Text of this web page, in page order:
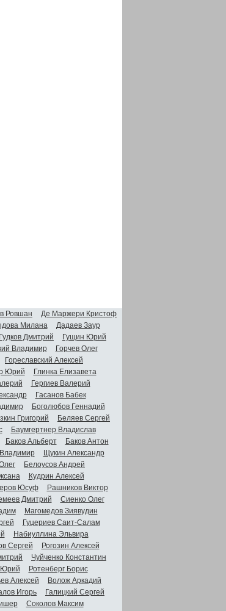
Ровшан
Де Маржери Кристоф
Милана
Дадаев Заур
Гудков Дмитрий
Гущин Юрий
Владимир
Горчев Олег
Гореславский Алексей
Юрий
Глинка Елизавета
Гергиев Валерий
Гасанов Бабек
Боголюбов Геннадий
Григорий
Беляев Сергей
Баумгертнер Владислав
Баков Альберт
Баков Антон
Щукин Александр
Белоусов Андрей
Кудрин Алексей
Юсуф
Рашников Виктор
Дмитрий
Сиенко Олег
Магомедов Зиявудин
Гуцериев Саит-Салам
Набиуллина Эльвира
Сергей
Рогозин Алексей
Чуйченко Константин
Юрий
Ротенберг Борис
Алексей
Волож Аркадий
Игорь
Галицкий Сергей
Соколов Максим